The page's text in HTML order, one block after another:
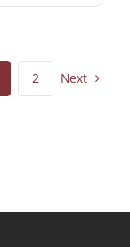
2 Next